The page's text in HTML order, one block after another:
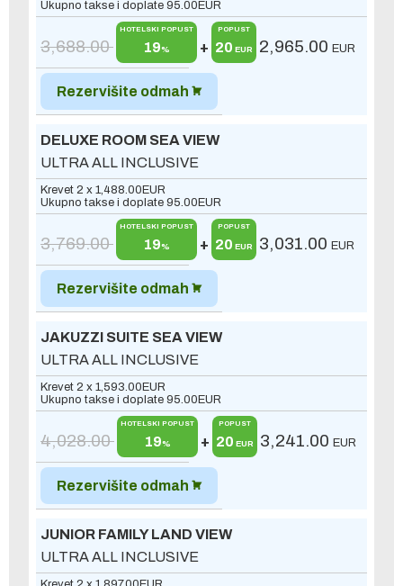
Ukupno takse i doplate 95.00EUR
3,688.00
HOTELSKI POPUST
19% +
POPUST
20 EUR 2,965.00 EUR
Rezervišite odmah
DELUXE ROOM SEA VIEW
ULTRA ALL INCLUSIVE
Krevet 2 x 1,488.00EUR
Ukupno takse i doplate 95.00EUR
3,769.00
HOTELSKI POPUST
19% +
POPUST
20 EUR 3,031.00 EUR
Rezervišite odmah
JAKUZZI SUITE SEA VIEW
ULTRA ALL INCLUSIVE
Krevet 2 x 1,593.00EUR
Ukupno takse i doplate 95.00EUR
4,028.00
HOTELSKI POPUST
19% +
POPUST
20 EUR 3,241.00 EUR
Rezervišite odmah
JUNIOR FAMILY LAND VIEW
ULTRA ALL INCLUSIVE